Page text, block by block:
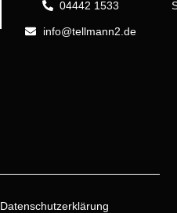
04442 1533
info@tellmann2.de
Datenschutzerklärung